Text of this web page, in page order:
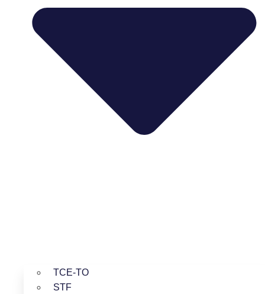
TCE-TO
STF